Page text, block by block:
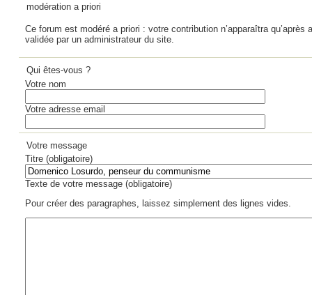
modération a priori
Ce forum est modéré a priori : votre contribution n’apparaîtra qu’après
validée par un administrateur du site.
Qui êtes-vous ?
Votre nom
Votre adresse email
Votre message
Titre (obligatoire)
Texte de votre message (obligatoire)
Pour créer des paragraphes, laissez simplement des lignes vides.